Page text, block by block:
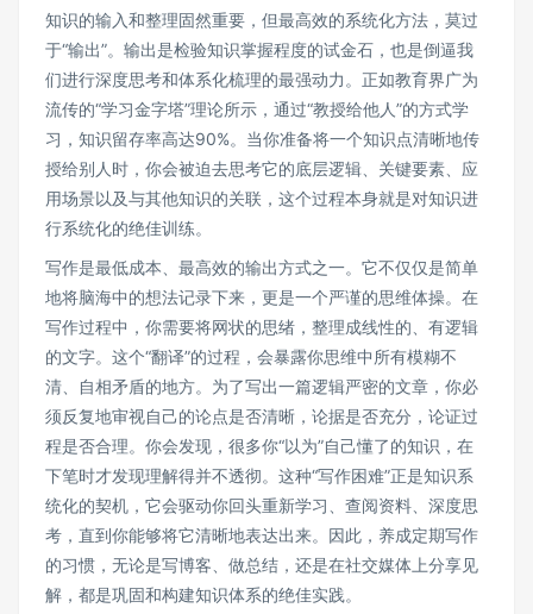
知识的输入和整理固然重要，但最高效的系统化方法，莫过
于“输出”。输出是检验知识掌握程度的试金石，也是倒逼我
们进行深度思考和体系化梳理的最强动力。正如教育界广为
流传的“学习金字塔”理论所示，通过“教授给他人”的方式学
习，知识留存率高达90%。当你准备将一个知识点清晰地传
授给别人时，你会被迫去思考它的底层逻辑、关键要素、应
用场景以及与其他知识的关联，这个过程本身就是对知识进
行系统化的绝佳训练。
写作是最低成本、最高效的输出方式之一。它不仅仅是简单
地将脑海中的想法记录下来，更是一个严谨的思维体操。在
写作过程中，你需要将网状的思绪，整理成线性的、有逻辑
的文字。这个“翻译”的过程，会暴露你思维中所有模糊不
清、自相矛盾的地方。为了写出一篇逻辑严密的文章，你必
须反复地审视自己的论点是否清晰，论据是否充分，论证过
程是否合理。你会发现，很多你“以为”自己懂了的知识，在
下笔时才发现理解得并不透彻。这种“写作困难”正是知识系
统化的契机，它会驱动你回头重新学习、查阅资料、深度思
考，直到你能够将它清晰地表达出来。因此，养成定期写作
的习惯，无论是写博客、做总结，还是在社交媒体上分享见
解，都是巩固和构建知识体系的绝佳实践。